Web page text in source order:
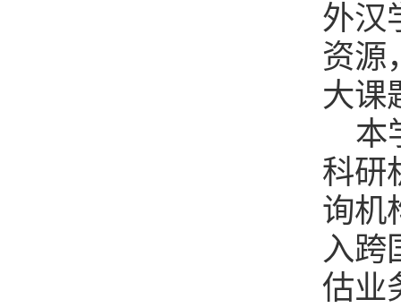
外汉
资源
大课
本
科研
询机
入跨
估业